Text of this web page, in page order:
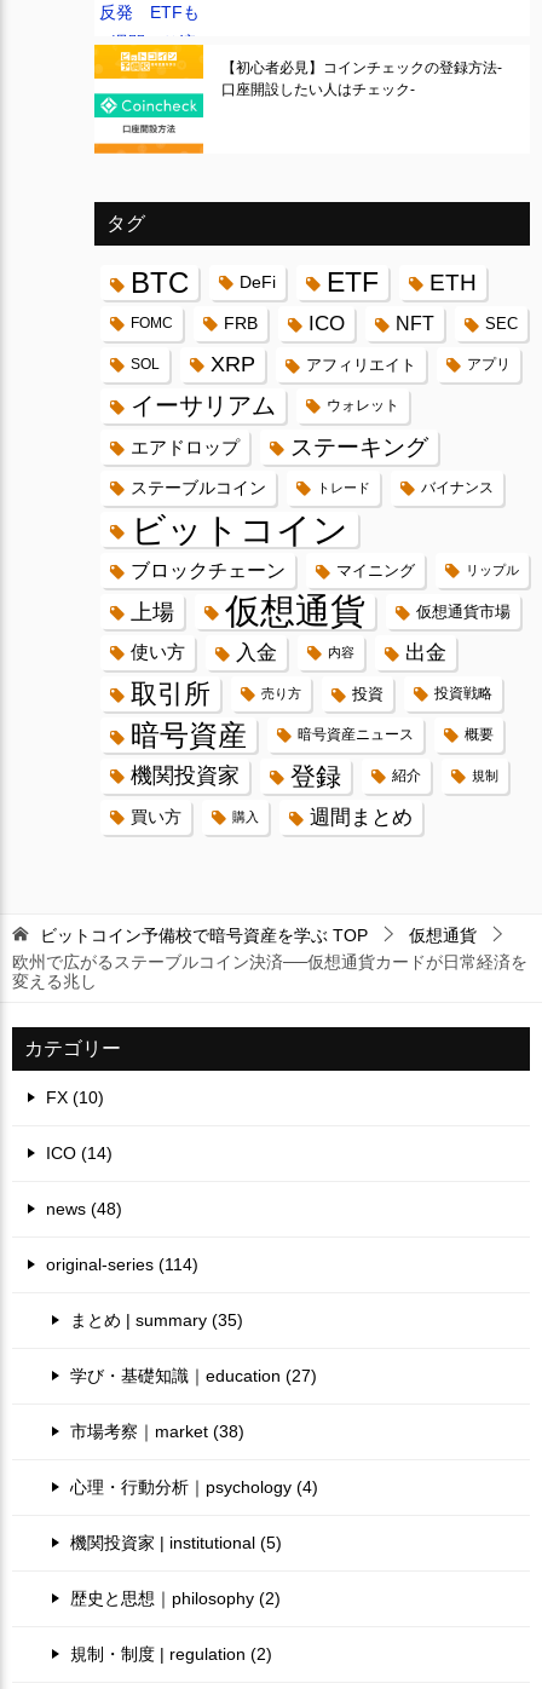
【初心者必見】コインチェックの登録方法-
口座開設したい人はチェック-
タグ
BTC DeFi ETF ETH
FOMC FRB ICO NFT SEC
SOL XRP アフィリエイト アプリ
イーサリアム ウォレット
エアドロップ ステーキング
ステーブルコイン トレード バイナンス
ビットコイン
ブロックチェーン マイニング リップル
上場 仮想通貨 仮想通貨市場
使い方 入金 内容 出金
取引所 売り方 投資 投資戦略
暗号資産 暗号資産ニュース 概要
機関投資家 登録 紹介 規制
買い方 購入 週間まとめ
ビットコイン予備校で暗号資産を学ぶ TOP
仮想通貨
欧州で広がるステーブルコイン決済──仮想通貨カードが日常経済を
変える兆し
カテゴリー
FX (10)
ICO (14)
news (48)
original-series (114)
まとめ | summary (35)
学び・基礎知識｜education (27)
市場考察｜market (38)
心理・行動分析｜psychology (4)
機関投資家 | institutional (5)
歴史と思想｜philosophy (2)
規制・制度 | regulation (2)